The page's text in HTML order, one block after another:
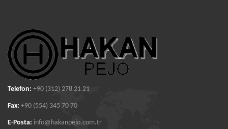
Telefon: +90 (312) 278 21 21
Fax: +90 (554) 345 70 70
E-Posta: info@hakanpejo.com.tr